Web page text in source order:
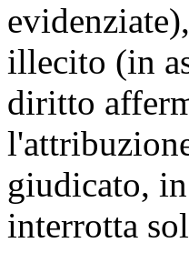
illecito (in
diritto
giudicato,
interrotta